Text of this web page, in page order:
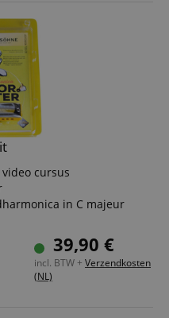
cursus
in C majeur
39,90 €
incl. BTW + Verzendkosten
(NL)